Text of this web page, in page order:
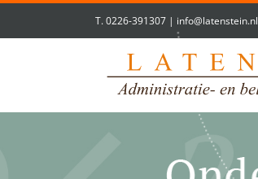
T.0226-391307 | info@latenstein.nl